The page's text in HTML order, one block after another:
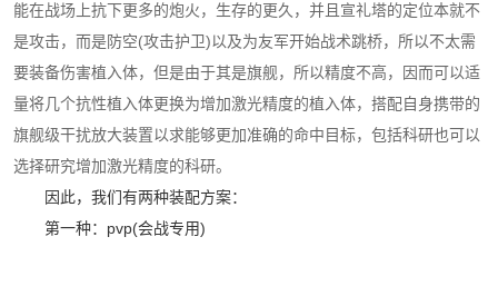
能在战场上抗下更多的炮火，生存的更久，并且宣礼塔的定位本就不
是攻击，而是防空(攻击护卫)以及为友军开始战术跳桥，所以不太需
要装备伤害植入体，但是由于其是旗舰，所以精度不高，因而可以适
量将几个抗性植入体更换为增加激光精度的植入体，搭配自身携带的
旗舰级干扰放大装置以求能够更加准确的命中目标，包括科研也可以
选择研究增加激光精度的科研。
因此，我们有两种装配方案：
第一种：pvp(会战专用)